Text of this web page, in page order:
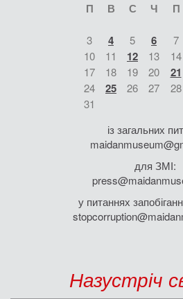
П В С Ч П
3 4 5 6 7
10
11 12 13 14
17
18 19 20 21
24
25 26 27 28
31
із загальних
для ЗМІ:
у питаннях
Назустріч